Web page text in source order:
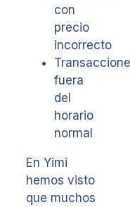
con
precio
incorrecto
fuera
del
horario
normal
En Yimi
hemos visto
que muchos